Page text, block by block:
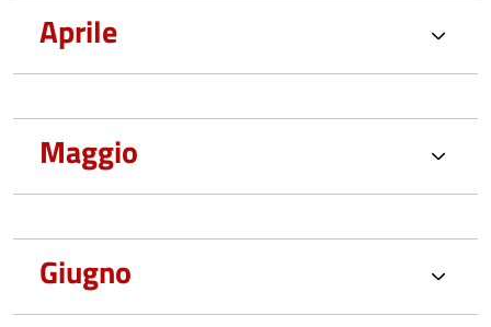
Aprile
Maggio
Giugno